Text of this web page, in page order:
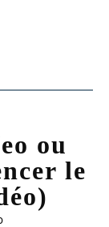
ou
le